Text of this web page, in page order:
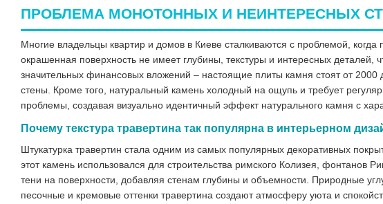
ПРОБЛЕМА МОНОТОННЫХ И НЕИНТЕРЕСНЫХ
Многие владельцы квартир и домов в Киеве сталкиваются с проблемой,
окрашенная поверхность не имеет глубины, текстуры и интересных деталей,
значительных финансовых вложений – настоящие плиты камня стоят от 2000
стены. Кроме того, натуральный камень холодный на ощупь и требует
проблемы, создавая визуально идентичный эффект натурального камня с
Почему текстура травертина так популярна в интерьерном
Штукатурка травертин стала одним из самых популярных декоративных
этот камень использовался для строительства римского Колизея, фонтанов
тени на поверхности, добавляя стенам глубины и объемности. Природные
песочные и кремовые оттенки травертина создают атмосферу уюта и